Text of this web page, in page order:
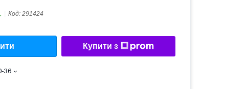
Код: 291424
Купити з
36